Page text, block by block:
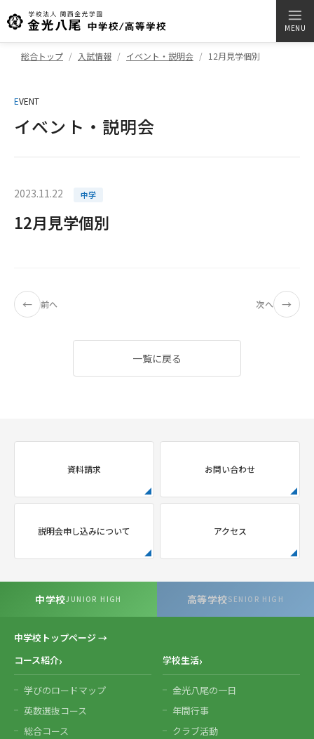
MENU
総合トップ 入試情報 イベント・説明会 12月見学個別
EVENT
イベント・説明会
2023.11.22 中学
12月見学個別
← 前へ 次へ →
一覧に戻る
資料請求 お問い合わせ
説明会申し込みについて アクセス
中学校JUNIOR HIGH 高等学校SENIOR HIGH
中学校トップページ →
コース紹介
学びのロードマップ
英数選抜コース
総合コース
学校生活
金光八尾の一日
年間行事
クラブ活動